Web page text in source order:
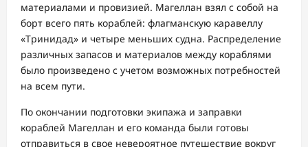
материалами и провизией. Магеллан взял с собой на
борт всего пять кораблей: флагманскую каравеллу
«Тринидад» и четыре меньших судна. Распределение
различных запасов и материалов между кораблями
было произведено с учетом возможных потребностей
на всем пути.
По окончании подготовки экипажа и заправки
кораблей Магеллан и его команда были готовы
отправиться в свое невероятное путешествие вокруг